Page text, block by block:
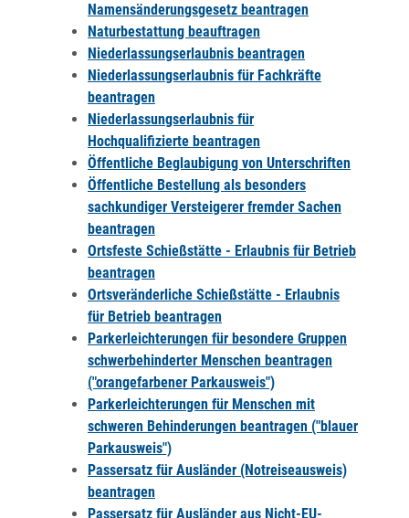
Namensänderungsgesetz beantragen
Naturbestattung beauftragen
Niederlassungserlaubnis beantragen
Niederlassungserlaubnis für Fachkräfte
beantragen
Niederlassungserlaubnis für
Hochqualifizierte beantragen
Öffentliche Beglaubigung von Unterschriften
Öffentliche Bestellung als besonders
sachkundiger Versteigerer fremder Sachen
beantragen
Ortsfeste Schießstätte - Erlaubnis für Betrieb
beantragen
Ortsveränderliche Schießstätte - Erlaubnis
für Betrieb beantragen
Parkerleichterungen für besondere Gruppen
schwerbehinderter Menschen beantragen
("orangefarbener Parkausweis")
Parkerleichterungen für Menschen mit
schweren Behinderungen beantragen ("blauer
Parkausweis")
Passersatz für Ausländer (Notreiseausweis)
beantragen
Passersatz für Ausländer aus Nicht-EU-